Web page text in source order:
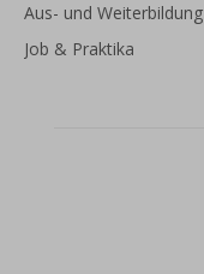
Aus- und Weiterbildung
Job & Praktika